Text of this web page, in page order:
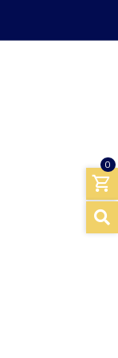
0